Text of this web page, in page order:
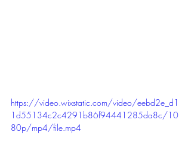
https://video.wixstatic.com/video/eebd2e_d1
1d55134c2c4291b86f94441285da8c/10
80p/mp4/file.mp4